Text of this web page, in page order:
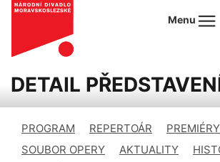
Menu
DETAIL
PROGRAM REPERTOÁR
PREMIÉRY
SOUBOR OPERY
AKTUALITY